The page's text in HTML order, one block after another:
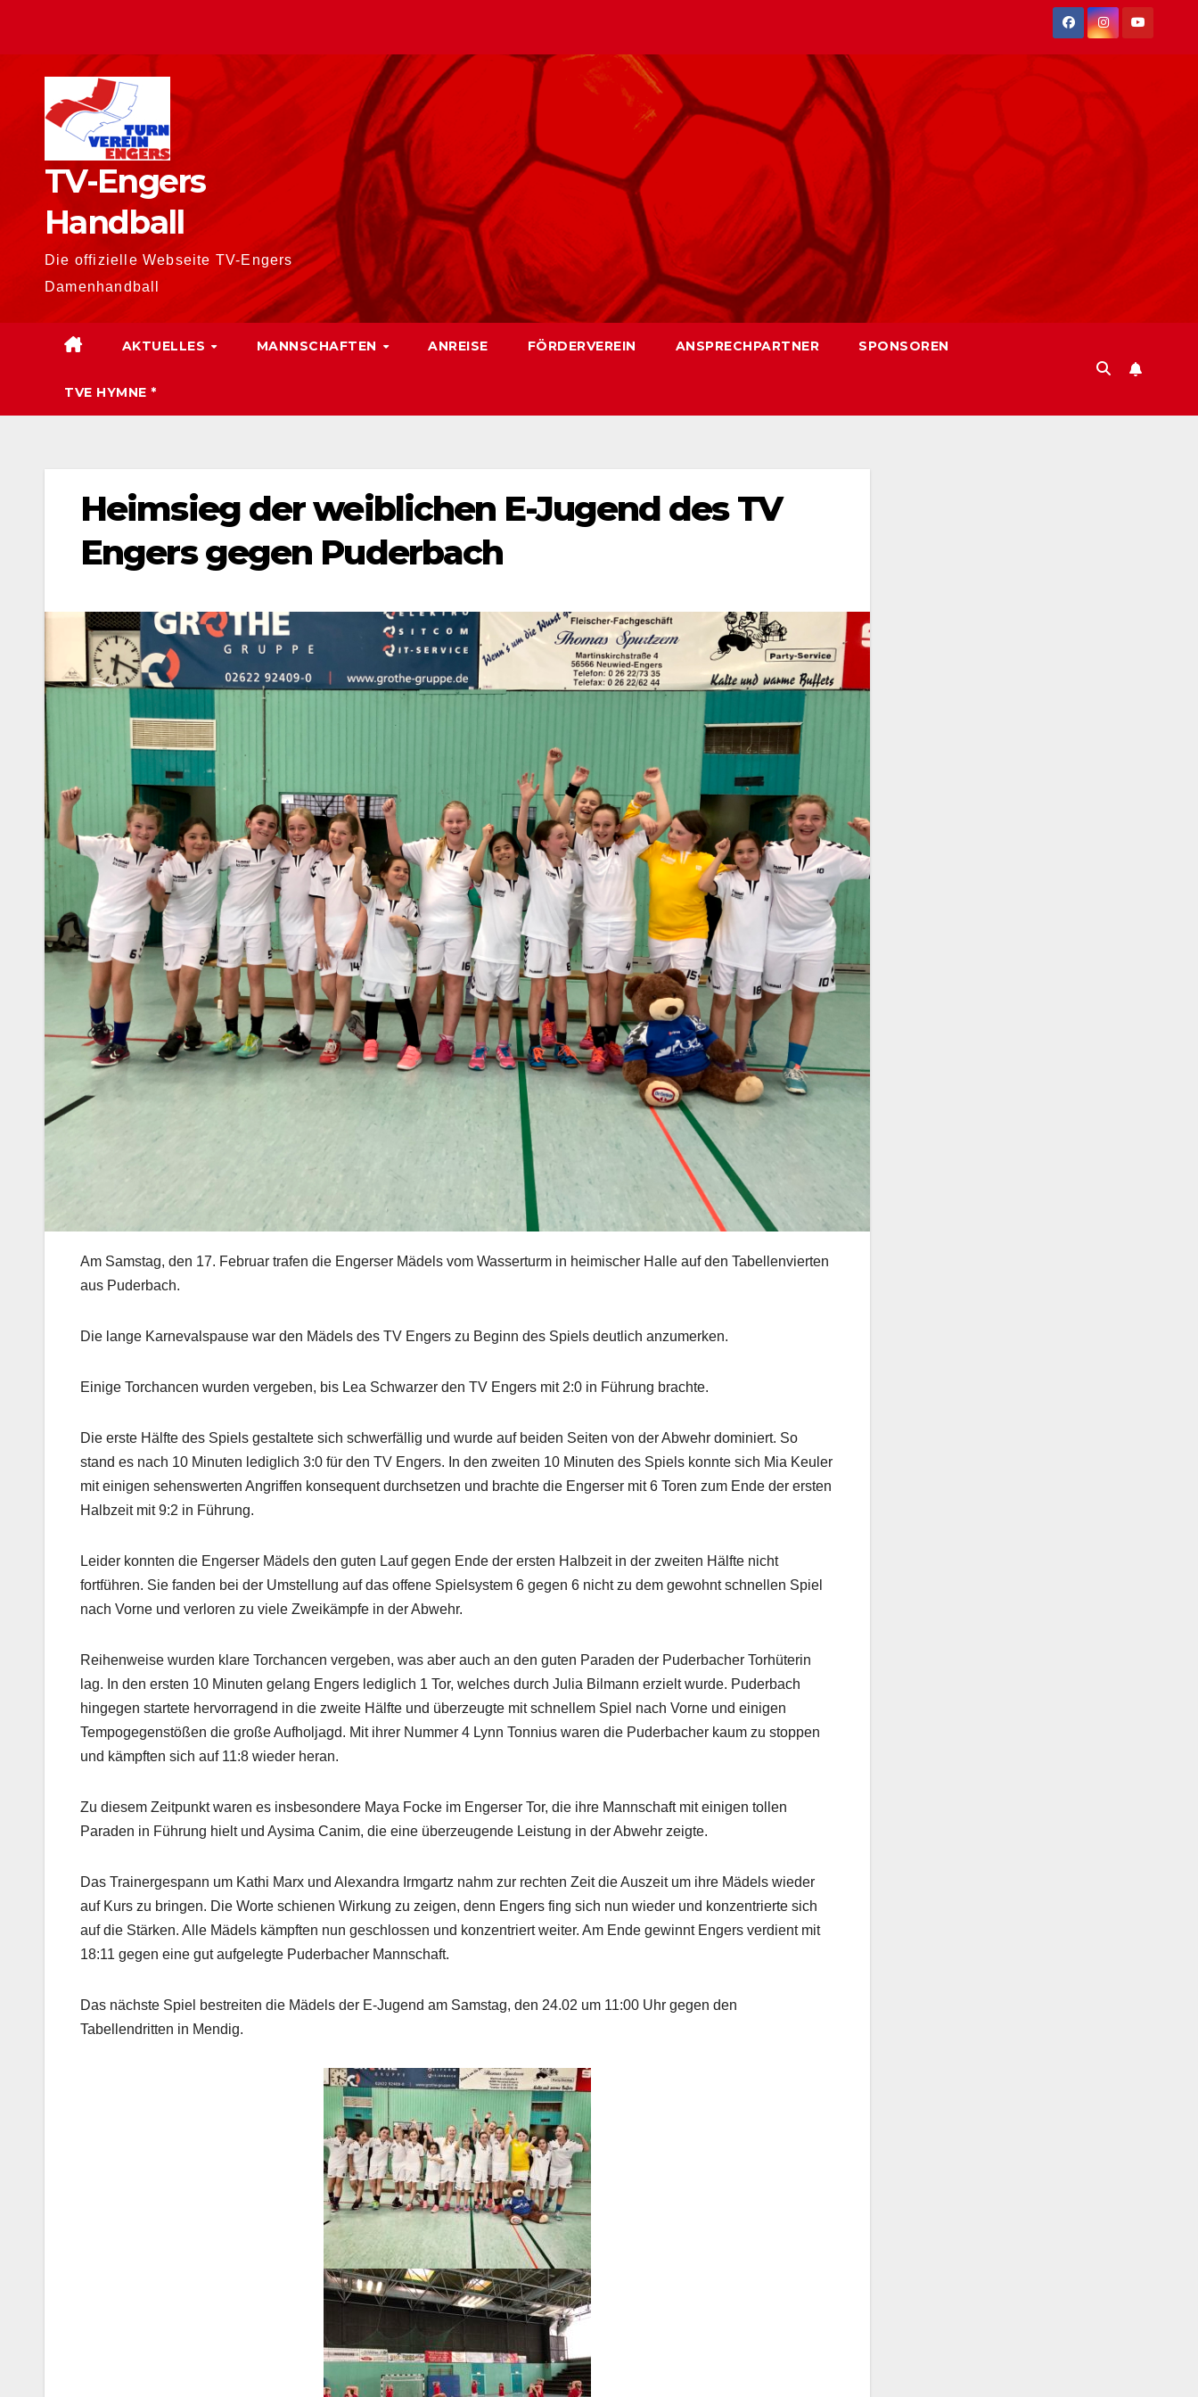
TV-Engers
Handball
Die offizielle Webseite TV-Engers
Damenhandball
AKTUELLES MANNSCHAFTEN ANREISE FÖRDERVEREIN ANSPRECHPARTNER SPONSOREN
TVE HYMNE *
Heimsieg der weiblichen E-Jugend des TV
Engers gegen Puderbach
Am Samstag, den 17. Februar trafen die Engerser Mädels vom Wasserturm in heimischer Halle auf den Tabellenvierten
aus Puderbach.
Die lange Karnevalspause war den Mädels des TV Engers zu Beginn des Spiels deutlich anzumerken.
Einige Torchancen wurden vergeben, bis Lea Schwarzer den TV Engers mit 2:0 in Führung brachte.
Die erste Hälfte des Spiels gestaltete sich schwerfällig und wurde auf beiden Seiten von der Abwehr dominiert. So
stand es nach 10 Minuten lediglich 3:0 für den TV Engers. In den zweiten 10 Minuten des Spiels konnte sich Mia Keuler
mit einigen sehenswerten Angriffen konsequent durchsetzen und brachte die Engerser mit 6 Toren zum Ende der ersten
Halbzeit mit 9:2 in Führung.
Leider konnten die Engerser Mädels den guten Lauf gegen Ende der ersten Halbzeit in der zweiten Hälfte nicht
fortführen. Sie fanden bei der Umstellung auf das offene Spielsystem 6 gegen 6 nicht zu dem gewohnt schnellen Spiel
nach Vorne und verloren zu viele Zweikämpfe in der Abwehr.
Reihenweise wurden klare Torchancen vergeben, was aber auch an den guten Paraden der Puderbacher Torhüterin
lag. In den ersten 10 Minuten gelang Engers lediglich 1 Tor, welches durch Julia Bilmann erzielt wurde. Puderbach
hingegen startete hervorragend in die zweite Hälfte und überzeugte mit schnellem Spiel nach Vorne und einigen
Tempogegenstößen die große Aufholjagd. Mit ihrer Nummer 4 Lynn Tonnius waren die Puderbacher kaum zu stoppen
und kämpften sich auf 11:8 wieder heran.
Zu diesem Zeitpunkt waren es insbesondere Maya Focke im Engerser Tor, die ihre Mannschaft mit einigen tollen
Paraden in Führung hielt und Aysima Canim, die eine überzeugende Leistung in der Abwehr zeigte.
Das Trainergespann um Kathi Marx und Alexandra Irmgartz nahm zur rechten Zeit die Auszeit um ihre Mädels wieder
auf Kurs zu bringen. Die Worte schienen Wirkung zu zeigen, denn Engers fing sich nun wieder und konzentrierte sich
auf die Stärken. Alle Mädels kämpften nun geschlossen und konzentriert weiter. Am Ende gewinnt Engers verdient mit
18:11 gegen eine gut aufgelegte Puderbacher Mannschaft.
Das nächste Spiel bestreiten die Mädels der E-Jugend am Samstag, den 24.02 um 11:00 Uhr gegen den
Tabellendritten in Mendig.